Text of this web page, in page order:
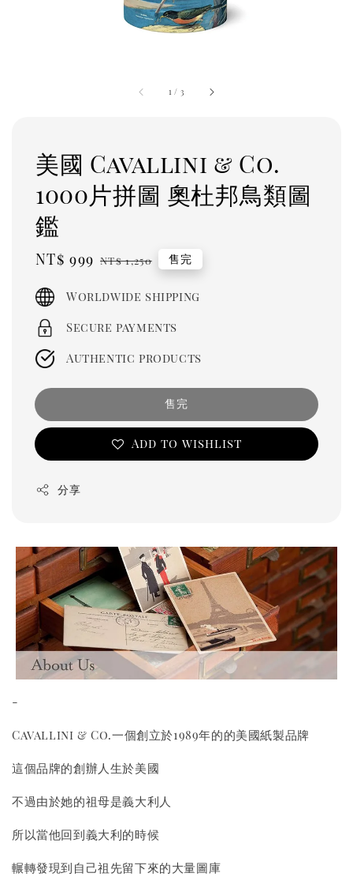
1 / 3
美國 Cavallini & Co.
1000片拼圖 奧杜邦鳥類圖
鑑
Sale
NT$ 999 Regular
NT$ 1,250 售完
Worldwide shipping
Secure payments
Authentic products
售完
Add to wishlist
分享
-
Cavallini & Co.一個創立於1989年的的美國紙製品牌
這個品牌的創辦人生於美國
不過由於她的祖母是義大利人
所以當他回到義大利的時候
輾轉發現到自己祖先留下來的大量圖庫